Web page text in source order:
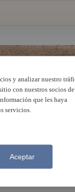
y analizar nuestro
con nuestros socios de
que les haya
servicios.
Aceptar